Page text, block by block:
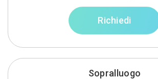
Richiedi
Sopralluogo